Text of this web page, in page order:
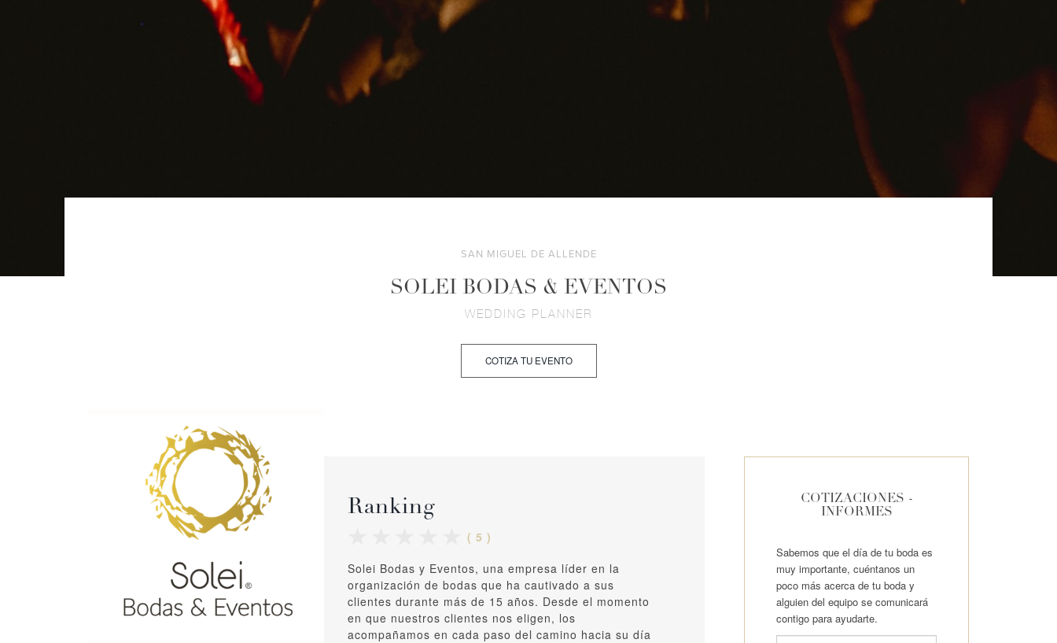
SAN MIGUEL DE ALLENDE
SOLEI BODAS & EVENTOS
WEDDING PLANNER
COTIZA TU EVENTO
Ranking
( 5 )
Solei Bodas y Eventos, una empresa líder en la
organización de bodas que ha cautivado a sus
clientes durante más de 15 años. Desde el momento
en que nuestros clientes nos eligen, los
acompañamos en cada paso del camino hacia su día
COTIZACIONES -
INFORMES
Sabemos que el día de tu boda es
muy importante, cuéntanos un
poco más acerca de tu boda y
alguien del equipo se comunicará
contigo para ayudarte.